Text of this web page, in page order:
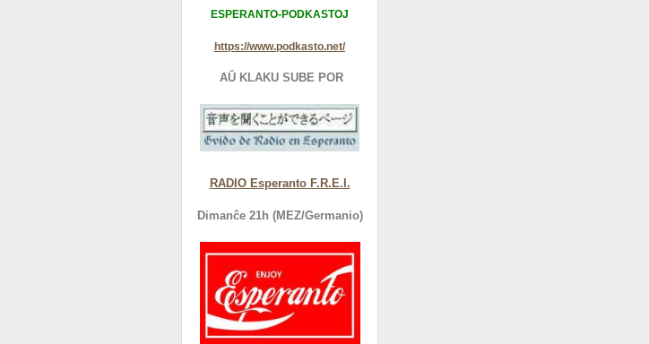
ESPERANTO-PODKASTOJ
https://www.podkasto.net/
AŬ KLAKU SUBE POR
RADIO Esperanto F.R.E.I.
Dimanĉe 21h (MEZ/Germanio)